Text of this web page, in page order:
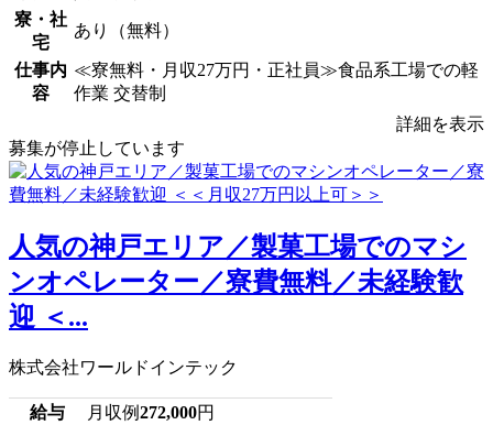
寮・社
宅
あり（無料）
仕事内
容
≪寮無料・月収27万円・正社員≫食品系工場での軽
作業 交替制
詳細を表示
募集が停止しています
人気の神戸エリア／製菓工場でのマシ
ンオペレーター／寮費無料／未経験歓
迎 ＜...
株式会社ワールドインテック
給与 月収例272,000円